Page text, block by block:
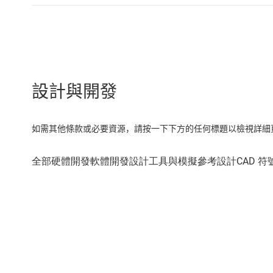
設計與開發
如需其他條款或必要資源，請按一下下方的任何標題以檢視詳